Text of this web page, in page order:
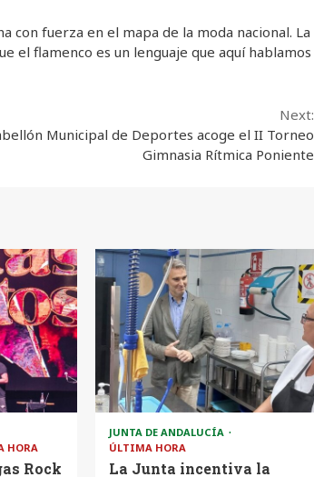
con fuerza en el mapa de la moda nacional. La
el flamenco es un lenguaje que aquí hablamos
Next:
Municipal de Deportes acoge el II Torneo
Gimnasia Rítmica Poniente
HORA
Rock
JUNTA DE ANDALUCÍA
ÚLTIMA HORA
La Junta incentiva la